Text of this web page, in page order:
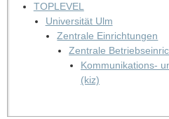
TOPLEVEL
Universität Ulm
Zentrale Einrichtungen
Zentrale
Kommunikations-
(kiz)